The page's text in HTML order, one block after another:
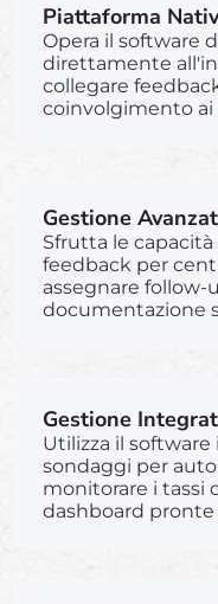
Piattaforma
Opera il software
direttamente
collegare
coinvolgimento ai
Gestione
Sfrutta le
feedback per
assegnare
documentazione
Gestione
Utilizza il
sondaggi per
monitorare i tassi
dashboard